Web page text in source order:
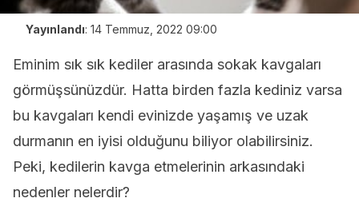
Yayınlandı: 14 Temmuz, 2022 09:00
Eminim sık sık kediler arasında sokak kavgaları
görmüşsünüzdür. Hatta birden fazla kediniz varsa
bu kavgaları kendi evinizde yaşamış ve uzak
durmanın en iyisi olduğunu biliyor olabilirsiniz.
Peki, kedilerin kavga etmelerinin arkasındaki
nedenler nelerdir?